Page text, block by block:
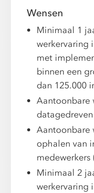
Wensen
Minimaal 1
werkervaring
met
binnen een
dan 125.000
Aantoonbare
Aantoonbare
ophalen van
medewerkers
Minimaal 2
werkervaring